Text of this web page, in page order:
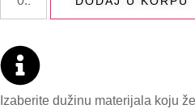
Izaberite dužinu materijala koju